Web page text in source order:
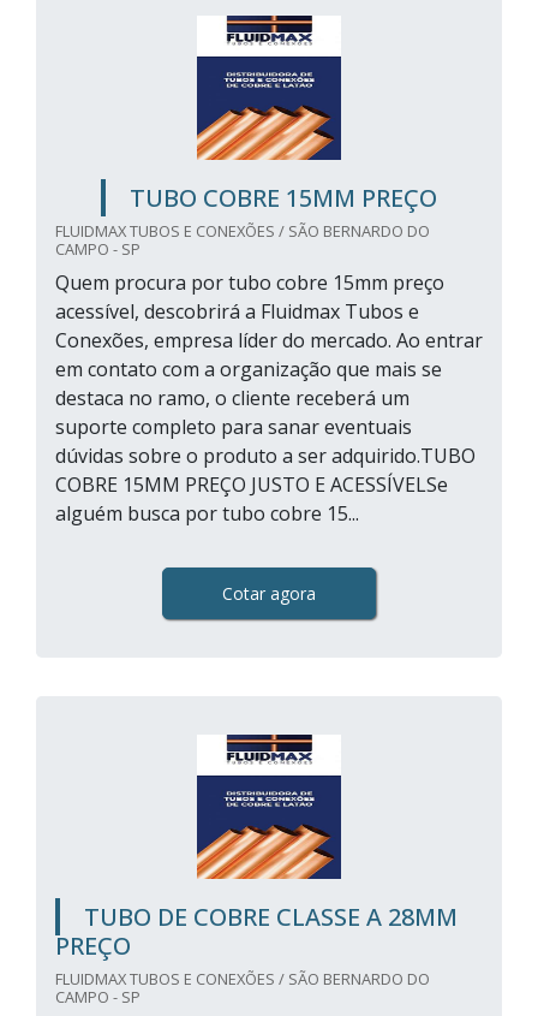
TUBO COBRE 15MM PREÇO
FLUIDMAX TUBOS E CONEXÕES / SÃO BERNARDO DO
CAMPO - SP
Quem procura por tubo cobre 15mm preço
acessível, descobrirá a Fluidmax Tubos e
Conexões, empresa líder do mercado. Ao entrar
em contato com a organização que mais se
destaca no ramo, o cliente receberá um
suporte completo para sanar eventuais
dúvidas sobre o produto a ser adquirido.TUBO
COBRE 15MM PREÇO JUSTO E ACESSÍVELSe
alguém busca por tubo cobre 15...
Cotar agora
TUBO DE COBRE CLASSE A 28MM
PREÇO
FLUIDMAX TUBOS E CONEXÕES / SÃO BERNARDO DO
CAMPO - SP